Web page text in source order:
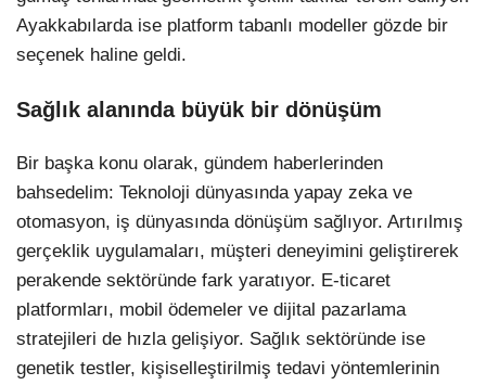
Ayakkabılarda ise platform tabanlı modeller gözde bir
seçenek haline geldi.
Sağlık alanında büyük bir dönüşüm
Bir başka konu olarak, gündem haberlerinden
bahsedelim: Teknoloji dünyasında yapay zeka ve
otomasyon, iş dünyasında dönüşüm sağlıyor. Artırılmış
gerçeklik uygulamaları, müşteri deneyimini geliştirerek
perakende sektöründe fark yaratıyor. E-ticaret
platformları, mobil ödemeler ve dijital pazarlama
stratejileri de hızla gelişiyor. Sağlık sektöründe ise
genetik testler, kişiselleştirilmiş tedavi yöntemlerinin